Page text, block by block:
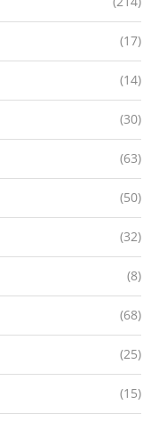
(17)
(14)
(30)
(63)
(50)
(32)
(8)
(68)
(25)
(15)